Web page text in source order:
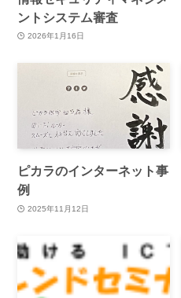
ントシステム審査
2026年1月16日
ピカラのインターネット事
例
2025年11月12日